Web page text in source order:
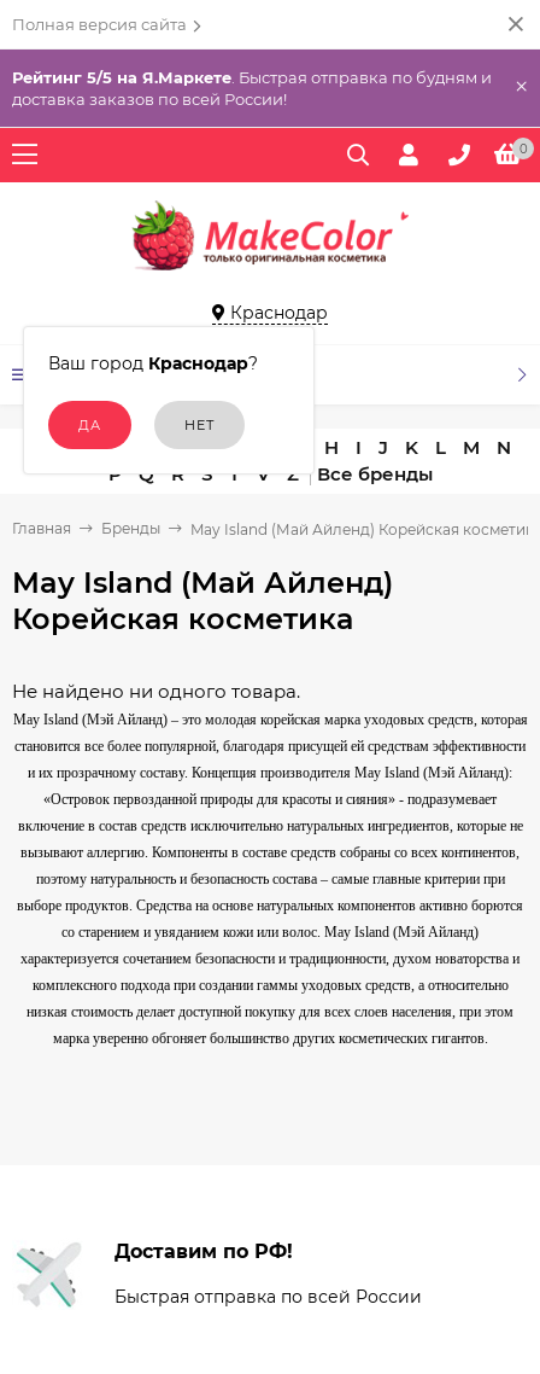
Полная версия сайта
Рейтинг 5/5 на Я.Маркете . Быстрая отправка по будням и
доставка заказов по всей России!
×
0
Краснодар
Ваш город Краснодар?
КАТАЛОГ ТОВАРОВ
A C D E H I J K L M
N
P
Q R S T V Z
Главная Бренды May Island (Май Айленд) Корейская
May Island (Май Айленд)
Корейская косметика
Не найдено ни одного товара.
Мay Island (Мэй Айланд) – это молодая корейская марка уходовых средств, которая
становится все более популярной, благодаря присущей ей средствам эффективности
и их прозрачному составу. Концепция производителя Мay Island (Мэй Айланд):
«Островок первозданной природы для красоты и сияния» - подразумевает
включение в состав средств исключительно натуральных ингредиентов, которые не
вызывают аллергию. Компоненты в составе средств собраны со всех континентов,
поэтому натуральность и безопасность состава – самые главные критерии при
выборе продуктов. Средства на основе натуральных компонентов активно борются
со старением и увяданием кожи или волос. Мay Island (Мэй Айланд)
характеризуется сочетанием безопасности и традиционности, духом новаторства и
комплексного подхода при создании гаммы уходовых средств, а относительно
низкая стоимость делает доступной покупку для всех слоев населения, при этом
марка уверенно обгоняет большинство других косметических гигантов.
Доставим по РФ!
Быстрая отправка по всей России